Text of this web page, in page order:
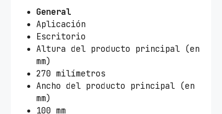
General
Aplicación
Escritorio
Altura del producto principal (en
mm)
270 milímetros
Ancho del producto principal (en
mm)
100 mm